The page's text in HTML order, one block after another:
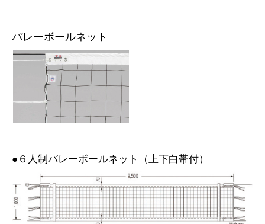
バレーボールネット
●６人制バレーボールネット（上下白帯付）